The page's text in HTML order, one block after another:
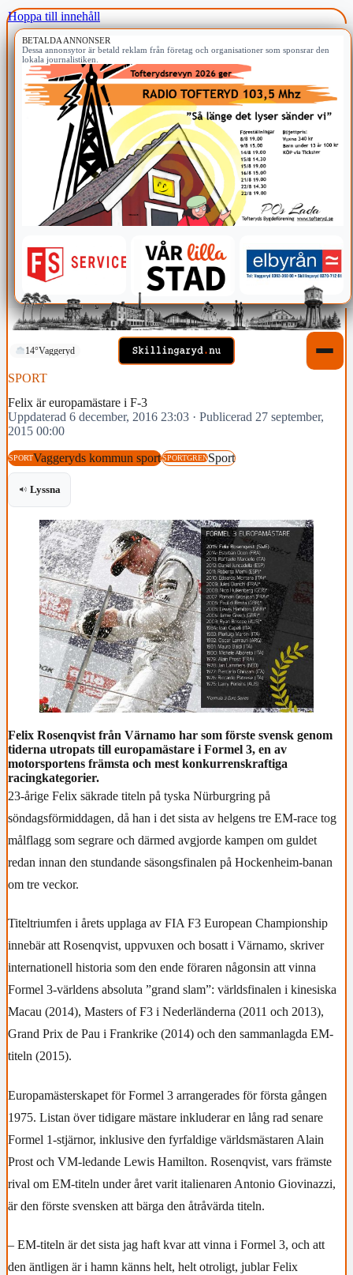
Hoppa till innehåll
BETALDA ANNONSER
Dessa annonsytor är betald reklam från företag och organisationer som sponsrar den
lokala journalistiken.
14°Vaggeryd
SPORT
Felix är europamästare i F-3
Uppdaterad 6 december, 2016 23:03 · Publicerad 27 september,
2015 00:00
SPORTVaggeryds kommun sportSPORTGRENSport
Lyssna
Felix Rosenqvist från Värnamo har som förste svensk genom
tiderna utropats till europamästare i Formel 3, en av
motorsportens främsta och mest konkurrenskraftiga
racingkategorier.
23-årige Felix säkrade titeln på tyska Nürburgring på
söndagsförmiddagen, då han i det sista av helgens tre EM-race tog
målflagg som segrare och därmed avgjorde kampen om guldet
redan innan den stundande säsongsfinalen på Hockenheim-banan
om tre veckor.
Titeltriumfen i årets upplaga av FIA F3 European Championship
innebär att Rosenqvist, uppvuxen och bosatt i Värnamo, skriver
internationell historia som den ende föraren någonsin att vinna
Formel 3-världens absoluta ”grand slam”: världsfinalen i kinesiska
Macau (2014), Masters of F3 i Nederländerna (2011 och 2013),
Grand Prix de Pau i Frankrike (2014) och den sammanlagda EM-
titeln (2015).
Europamästerskapet för Formel 3 arrangerades för första gången
1975. Listan över tidigare mästare inkluderar en lång rad senare
Formel 1-stjärnor, inklusive den fyrfaldige världsmästaren Alain
Prost och VM-ledande Lewis Hamilton. Rosenqvist, vars främste
rival om EM-titeln under året varit italienaren Antonio Giovinazzi,
är den förste svensken att bärga den åtråvärda titeln.
– EM-titeln är det sista jag haft kvar att vinna i Formel 3, och att
den äntligen är i hamn känns helt, helt otroligt, jublar Felix